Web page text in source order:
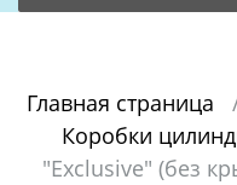
Главная страница
Коробки
"Exclusive" (без